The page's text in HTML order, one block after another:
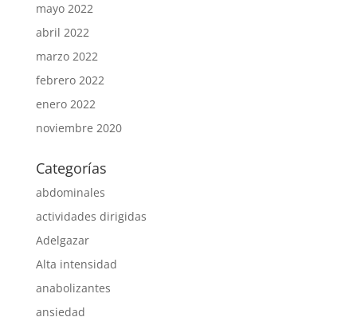
mayo 2022
abril 2022
marzo 2022
febrero 2022
enero 2022
noviembre 2020
Categorías
abdominales
actividades dirigidas
Adelgazar
Alta intensidad
anabolizantes
ansiedad